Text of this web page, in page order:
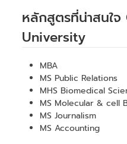
หลักสูตรที่น่าสนใ
University
MBA
MS Public Relations
MHS Biomedical
MS Molecular & cell
MS Journalism
MS Accounting